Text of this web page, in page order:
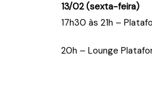
13/02(sexta-feira)
17h30 às 21h –
20h – Lounge